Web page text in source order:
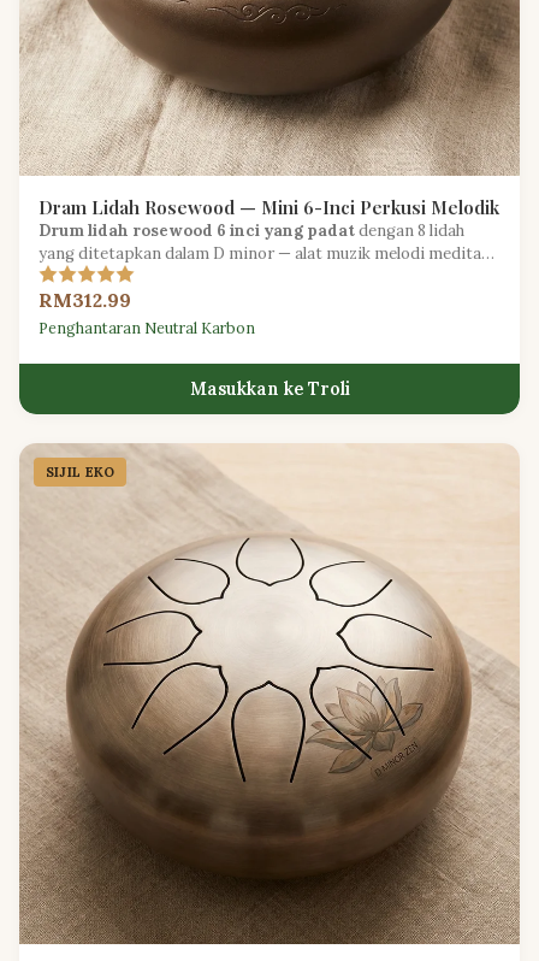
Dram Lidah Rosewood — Mini 6-Inci Perkusi Melodik
Drum lidah rosewood 6 inci yang padatdengan 8 lidah
yang ditetapkan dalam D minor — alat muzik melodi meditasi
yang ideal untuk pemula.
RM312.99
Penghantaran Neutral Karbon
Masukkan ke Troli
SIJIL EKO